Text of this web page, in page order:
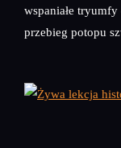
wspaniałe
przebieg potopu